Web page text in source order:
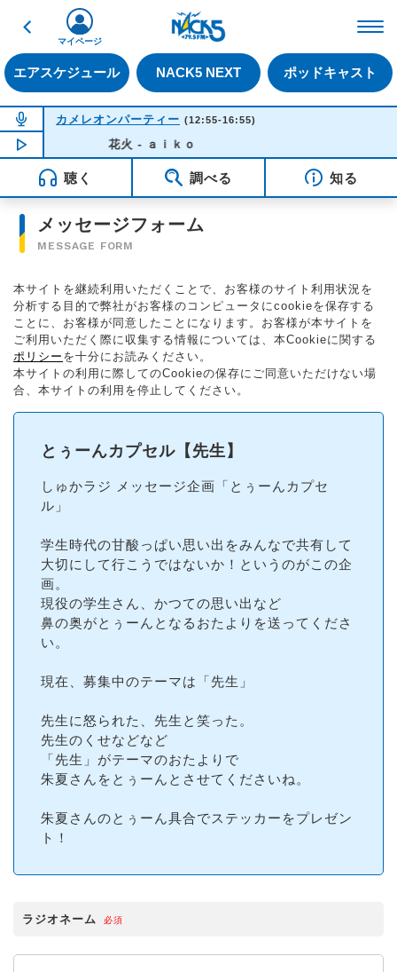
戻る
エアスケジュール NACK5 NEXT ポッドキャスト
マイページ
NOW ON AIR
カメレオンパーティー (12:55-16:55)
NOW PLAYING 15:21
花火 - ａｉｋｏ
聴く 調べる 知る
メッセージフォーム
MESSAGE FORM
本サイトを継続利用いただくことで、お客様のサイト利用状況を
分析する目的で弊社がお客様のコンピュータにcookieを保存する
ことに、お客様が同意したことになります。お客様が本サイトを
ご利用いただく際に収集する情報については、本Cookieに関する
ポリシー を十分にお読みください。
本サイトの利用に際してのCookieの保存にご同意いただけない場
合、本サイトの利用を停止してください。
とぅーんカプセル【先生】
しゅかラジ メッセージ企画「とぅーんカプセ
ル」
学生時代の甘酸っぱい思い出をみんなで共有して
大切にして行こうではないか！というのがこの企
画。
現役の学生さん、かつての思い出など
鼻の奥がとぅーんとなるおたよりを送ってくださ
い。
現在、募集中のテーマは「先生」
先生に怒られた、先生と笑った。
先生のくせなどなど
「先生」がテーマのおたよりで
朱夏さんをとぅーんとさせてくださいね。
朱夏さんのとぅーん具合でステッカーをプレゼン
ト！
ラジオネーム 必須